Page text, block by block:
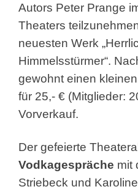
Autors Peter Prange
Theaters
neuesten Werk
Himmelsstürmer“.
gewohnt einen
für 25,- € (Mitglieder:
Vorverkauf.
Der gefeierte
Vodkagespräche mit
Striebeck und